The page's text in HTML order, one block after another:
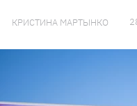
КРИСТИНА МАРТЫНКО